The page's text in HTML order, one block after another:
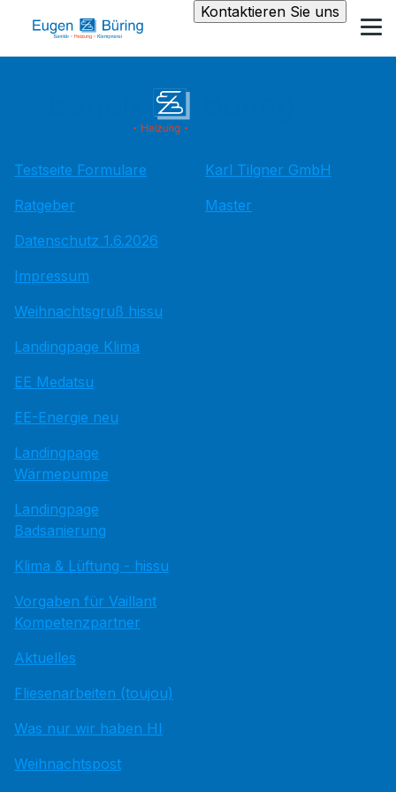
Kontaktieren Sie uns
Testseite Formulare
Ratgeber
Datenschutz 1.6.2026
Impressum
Weihnachtsgruß hissu
Landingpage Klima
EE Medatsu
EE-Energie neu
Landingpage
Wärmepumpe
Landingpage
Badsanierung
Klima & Lüftung - hissu
Vorgaben für Vaillant
Kompetenzpartner
Aktuelles
Fliesenarbeiten (toujou)
Was nur wir haben HI
Weihnachtspost
Karl Tilgner GmbH
Master